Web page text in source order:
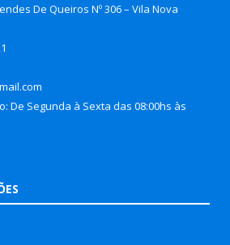
De Queiros Nº 306 – Vila Nova
De Segunda à Sexta das 08:00hs às